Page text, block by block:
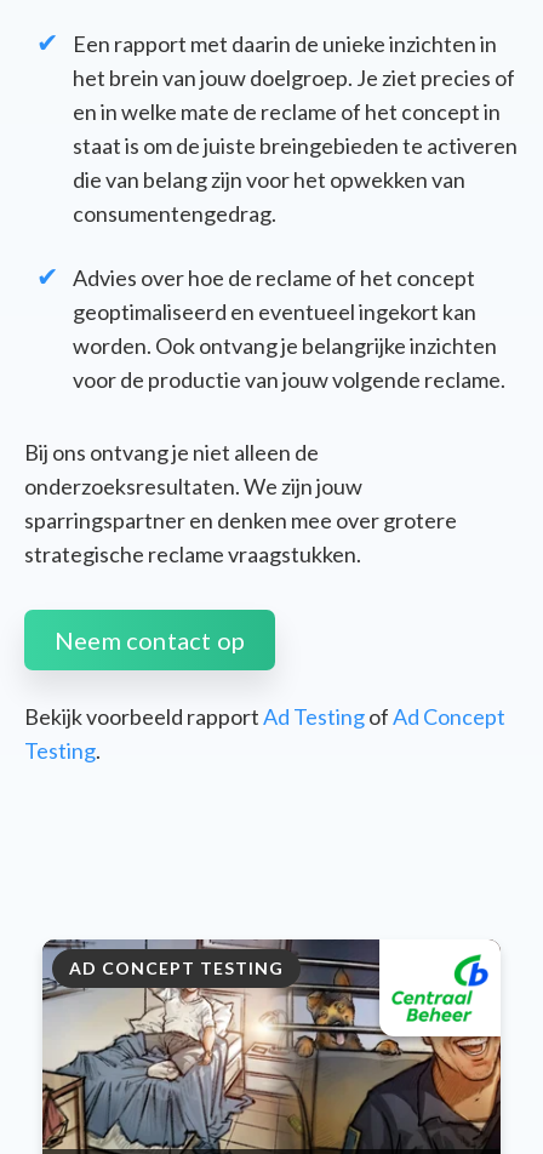
Een rapport met daarin de unieke inzichten in
het brein van jouw doelgroep. Je ziet precies of
en in welke mate de reclame of het concept in
staat is om de juiste breingebieden te activeren
die van belang zijn voor het opwekken van
consumentengedrag.
Advies over hoe de reclame of het concept
geoptimaliseerd en eventueel ingekort kan
worden. Ook ontvang je belangrijke inzichten
voor de productie van jouw volgende reclame.
Bij ons ontvang je niet alleen de
onderzoeksresultaten. We zijn jouw
sparringspartner en denken mee over grotere
strategische reclame vraagstukken.
Neem contact op
Bekijk voorbeeld rapportAd TestingofAd Concept
Testing.
AD CONCEPT TESTING